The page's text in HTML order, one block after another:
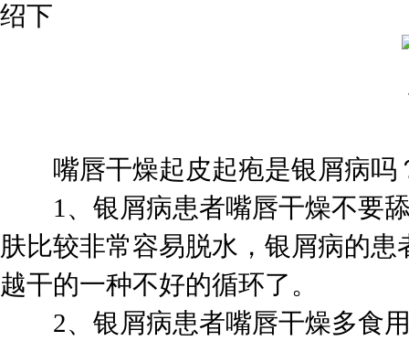
绍下
嘴唇干燥起皮起疱是银屑病吗
1、银屑病患者嘴唇干燥不要舔
肤比较非常容易脱水，银屑病的
越干的一种不好的循环了。
2、银屑病患者嘴唇干燥多食用